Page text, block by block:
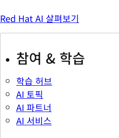
Red Hat AI 살펴보기
참여 & 학습
학습 허브
AI 토픽
AI 파트너
AI 서비스